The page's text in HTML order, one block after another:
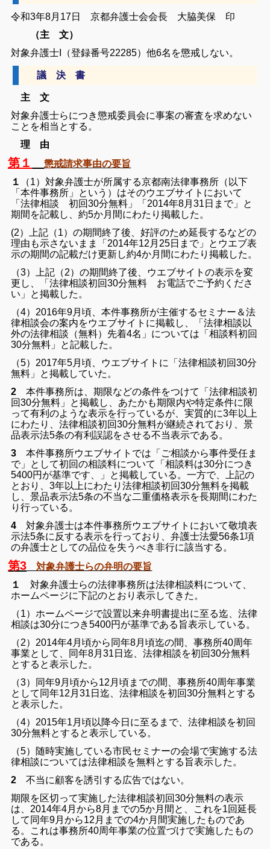
令和3年8月17日 京都弁護士会会長 大脇美保 印
（主 文）
対象弁護士I（登録番号22285）他6名を懲戒しない。
議 決 書
主 文
対象弁護士らにつき懲戒委員会に事案の審査を求めない
ことを相当とする。
理 由
第１
懲戒請求事由の要旨
１
（1）対象弁護士が所属する京都南法律事務所（以下
「本件事務所」という）はそのウエブサイトにおいて
「法律相談 初回30分無料」「2014年8月31日まで」と
期間を記載し、約5か月間にわたり掲載した。
(2）上記（1）の期間終了後、好評のため延長するなどの
理由も示さないまま「2014年12月25日まで」とウエブ表
示の期間の記載だけ更新し約4か月間にわたり掲載した。
（3）上記（2）の期間終了後、ウエブサイトの表示を変
更し、「法律相談初回30分無料 お電話でご予約くださ
い」と掲載した。
（4）2016年9月頃、本件事務所が主催するセミナー＆法
律相談会の案内をウエブサイトに掲載し、「法律相談以
外の法律相談（無料）先着4名」については「相談料初回
30分無料」と記載した。
（5）2017年5月頃、ウエブサイトに「法律相談初回30分
無料」と掲載していた。
2 本件事務所は、期限などの条件をつけて「法律相談初
回30分無料」と掲載し、あたかも期限内や特定条件に限
って有利のような表示を行っているが、実質的に3年以上
にわたり、法律相談初回30分無料が継続されており、景
品表示法5条の有利誤認をさせる不当表示である。
3 本件事務所ウエブサイトでは「ご相談から事件受任ま
で」として初回の相談料について「相談料は30分につき
5400円が基準です、」と掲載している。一方で、上記の
とおり、3年以上にわたり法律相談初回30分無料を掲載
し、景品表示法5条の不当な二重価格表示を長期間にわた
り行っている。
4 対象弁護士は本件事務所ウエブサイトにおいて敬墳表
示法5条に反する表示を行っており、弁護士法愛56条1項
の弁護士としての品位を失うべき非行に該当する。
第3 対象弁護士らの弁明の要旨
１
対象弁護士らの法律事務所は法律相談料について、
ホームページに下記のとおり表示してきた。
（1）ホームページで設置以来弁明書提出に至る迄、法律
相談は30分につき5400円が基準である旨表示している。
（2）2014年4月頃から同年8月頃迄の間、事務所40周年
事業として、同年8月31日迄、法律相談を初回30分無料
とすると表示した。
（3）同年9月頃から12月頃までの間、事務所40周年事業
として同年12月31日迄、法律相談を初回30分無料とする
と表示した。
（4）2015年1月頃以降今日に至るまで、法律相談を初回
30分無料とすると表示している。
（5）随時実施している市民セミナーの会場で実施する法
律相談については法律相談を無料とする旨表示した。
2 不当に顧客を誘引する広告ではない。
期限を区切って実施した法律相談初回30分無料の表示
は、2014年4月から8月までの5か月間と、これを1回延長
して同年9月から12月までの4か月間実施したものであ
る。これは事務所40周年事業の位置づけで実施したもの
である。